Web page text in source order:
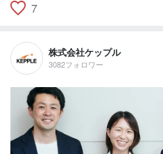
7
株式会社ケップル
3082フォロワー